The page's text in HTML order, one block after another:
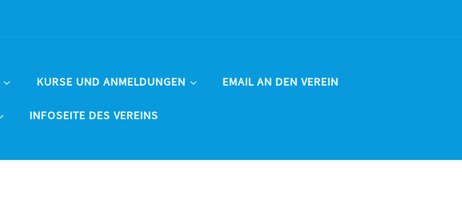
KURSE UND ANMELDUNGEN EMAIL AN DEN VEREIN
INFOSEITE DES VEREINS